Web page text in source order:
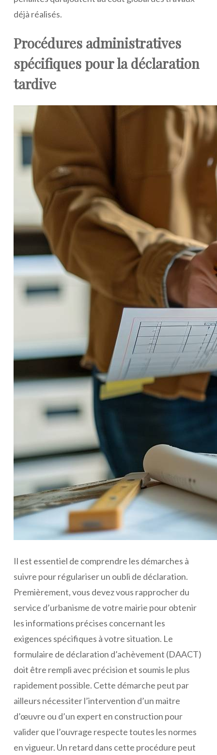
déjà réalisés.
Procédures administratives
spécifiques pour la déclaration
tardive
Il est essentiel de comprendre les démarches à
suivre pour régulariser un oubli de déclaration.
Premièrement, vous devez vous rapprocher du
service d’urbanisme de votre mairie pour obtenir
les informations précises concernant les
exigences spécifiques à votre situation. Le
formulaire de déclaration d’achèvement (DAACT)
doit être rempli avec précision et soumis le plus
rapidement possible. Cette démarche peut par
ailleurs nécessiter l’intervention d’un maitre
d’œuvre ou d’un expert en construction pour
valider que l’ouvrage respecte toutes les normes
en vigueur. Un retard dans cette procédure peut